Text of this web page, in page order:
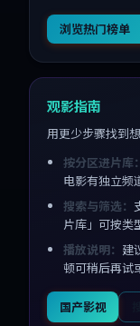
浏览热门榜单
观影指南
用更少步骤找到
按分区进片库：
电影有独立频
搜索与筛选：
片库」可按类
播放说明： 建
顿可稍后再试
国产影视